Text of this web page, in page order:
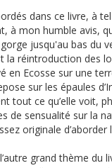
dans ce livre, à
à mon humble avis,
jusqu'au bas du
la réintroduction des
en Ecosse sur une
sur les épaules
tout ce qu’elle voit,
de sensualité sur la
originale
grand thème